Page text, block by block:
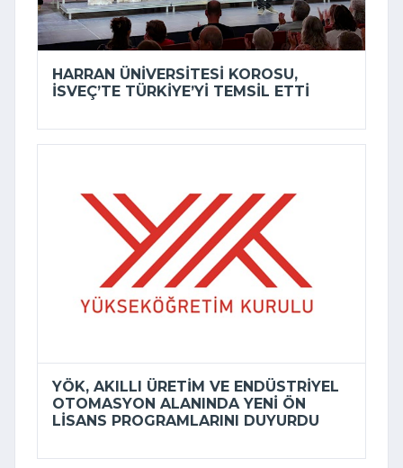
HARRAN ÜNIVERSITESI KOROSU,
İSVEÇ’TE TÜRKIYE’YI TEMSIL ETTI
YÖK, AKILLI ÜRETIM VE ENDÜSTRIYEL
OTOMASYON ALANINDA YENI ÖN
LISANS PROGRAMLARINI DUYURDU